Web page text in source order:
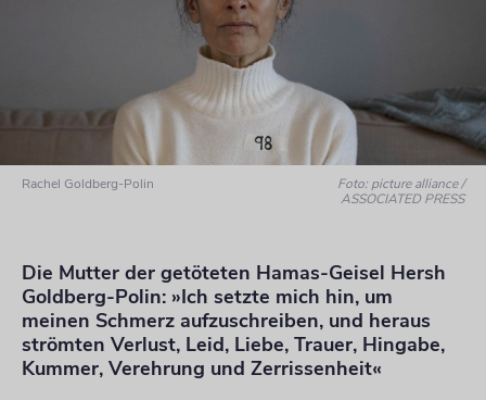
Rachel Goldberg-Polin
Foto: picture alliance /
ASSOCIATED PRESS
Die Mutter der getöteten Hamas-Geisel Hersh
Goldberg-Polin: »Ich setzte mich hin, um
meinen Schmerz aufzuschreiben, und heraus
strömten Verlust, Leid, Liebe, Trauer, Hingabe,
Kummer, Verehrung und Zerrissenheit«